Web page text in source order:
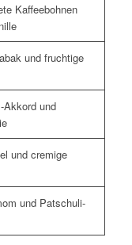
Kaffeebohnen
und fruchtige
Akkord und
und cremige
und Patschuli-